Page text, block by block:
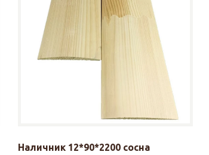
Наличник 12*90*2200 сосна